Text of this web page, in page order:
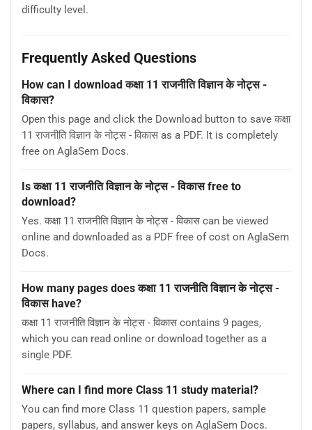
difficulty level.
Frequently Asked Questions
How can I download कक्षा 11 राजनीति विज्ञान के नोट्स -
विकास?
Open this page and click the Download button to save कक्षा
11 राजनीति विज्ञान के नोट्स - विकास as a PDF. It is completely
free on AglaSem Docs.
Is कक्षा 11 राजनीति विज्ञान के नोट्स - विकास free to
download?
Yes. कक्षा 11 राजनीति विज्ञान के नोट्स - विकास can be viewed
online and downloaded as a PDF free of cost on AglaSem
Docs.
How many pages does कक्षा 11 राजनीति विज्ञान के नोट्स -
विकास have?
कक्षा 11 राजनीति विज्ञान के नोट्स - विकास contains 9 pages,
which you can read online or download together as a
single PDF.
Where can I find more Class 11 study material?
You can find more Class 11 question papers, sample
papers, syllabus, and answer keys on AglaSem Docs.